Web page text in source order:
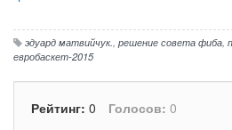
эдуард матвийчук. решение совета фиба
евробаскет-2015
Рейтинг: 0 Голосов: 0